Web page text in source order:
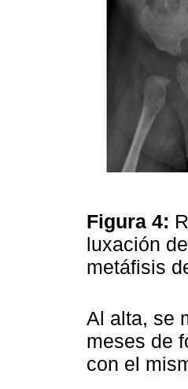
Figura 4:
luxación
metáfisis
Al alta, se
meses de
con el